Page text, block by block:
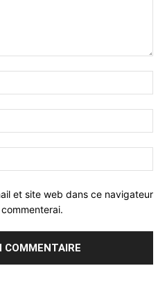
:*
:*
:
et site web dans ce navigateur